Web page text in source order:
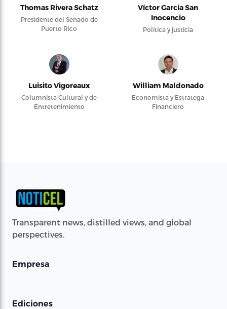
Thomas Rivera Schatz
Presidente del Senado de
Puerto Rico
Víctor García San
Inocencio
Política y justicia
Luisito Vigoreaux
Columnista Cultural y de
Entretenimiento
William Maldonado
Economista y Estratega
Financiero
Transparent news, distilled views, and global
perspectives.
Empresa
Ediciones